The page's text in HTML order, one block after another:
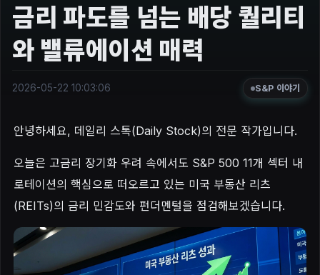
금리 파도를 넘는 배당 퀄리티
와 밸류에이션 매력
2026-05-22 10:03:06 S&P 이야기
안녕하세요, 데일리 스톡(Daily Stock)의 전문 작가입니다.
오늘은 고금리 장기화 우려 속에서도 S&P 500 11개 섹터 내
로테이션의 핵심으로 떠오르고 있는 미국 부동산 리츠
(REITs)의 금리 민감도와 펀더멘털을 점검해보겠습니다.